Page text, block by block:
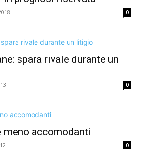
0
spara rivale durante un
0
accomodanti
0